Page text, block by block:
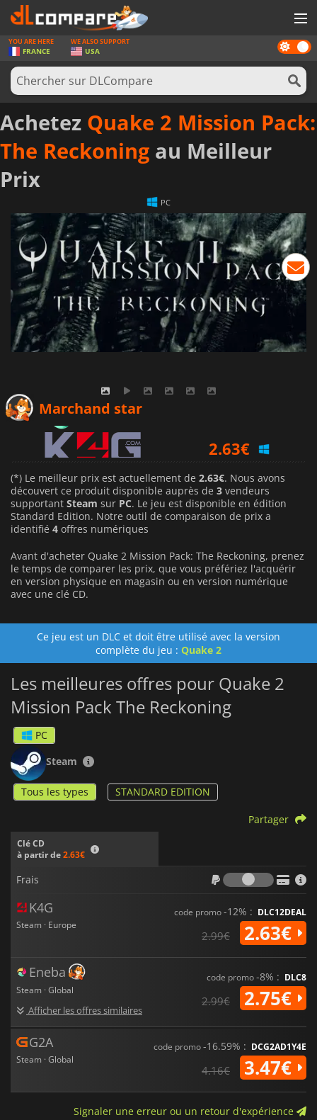
JEUX
CARTES PRÉPAYÉES
LOGICIELS
CONCOURS
MATÉRIEL
NEWS
SE CONNECTER OU S'INSCRIRE
Dark
mode
YOU ARE HERE
FRANCE
WE ALSO SUPPORT
USA
Achetez Quake 2 Mission Pack:
The Reckoning au Meilleur
Prix
PC
Marchand star
2.63€
3.47€
(*) Le meilleur prix est actuellement de 2.63€. Nous avons
découvert ce produit disponible auprès de 3 vendeurs
supportant Steam sur PC. Le jeu est disponible en édition
Standard Edition. Notre outil de comparaison de prix a
identifié 4 offres numériques
Avant d'acheter Quake 2 Mission Pack: The Reckoning, prenez
le temps de comparer les prix, que vous préfériez l'acquérir
en version physique en magasin ou en version numérique
avec une clé CD.
Ce jeu est un DLC et doit être utilisé avec la version
complète du jeu : Quake 2
Les meilleures offres pour Quake 2
Mission Pack The Reckoning
PC
Steam
Tous les types STANDARD EDITION
Clé CD
à partir de2.63€
Partager
Frais
Frais
K4G
Steam · Europe
code promo-12% : DLC12DEAL
2.99€ 2.63€
Eneba
Steam · Global
Afficher les offres similaires
code promo-8% : DLC8
2.99€ 2.75€
G2A
Steam · Global
code promo-16.59% : DCG2AD1Y4E
4.16€ 3.47€
Signaler une erreur ou un retour d'expérience